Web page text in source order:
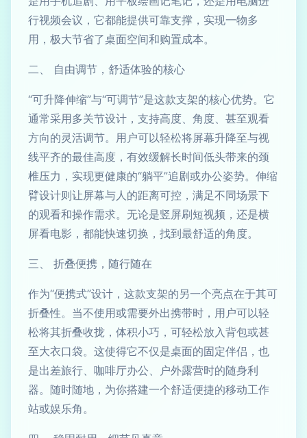
行视频会议，它都能提供可靠支撑，实现一物多
用，极大节省了桌面空间和购置成本。
二、 自由调节，舒适体验的核心
“可升降伸缩”与“可调节”是这款支架的核心优势。它
通常采用多关节设计，支持高度、角度、甚至观看
方向的灵活调节。用户可以轻松将屏幕升降至与视
线平齐的最佳高度，有效缓解长时间低头带来的颈
椎压力，实现更健康的“躺平”追剧或办公姿势。伸缩
臂设计则让屏幕与人的距离可控，满足不同场景下
的观看和操作需求。无论是竖屏刷短视频，还是横
屏看电影，都能快速切换，找到最舒适的角度。
三、 折叠便携，随行随在
作为“便携式”设计，这款支架的另一个亮点在于其可
折叠性。当不使用或需要外出携带时，用户可以轻
松将其折叠收拢，体积小巧，可轻松放入背包或甚
至大衣口袋。这使得它不仅是桌面的固定伴侣，也
是出差旅行、咖啡厅办公、户外露营时的随身利
器。随时随地，为你搭建一个舒适便捷的移动工作
站或娱乐角。